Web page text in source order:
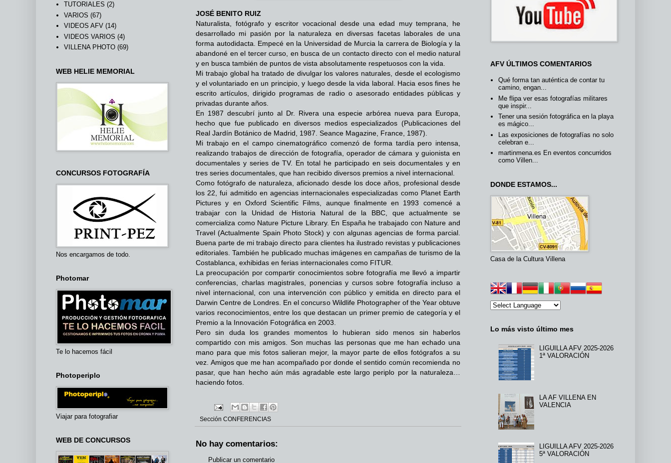
JOSÉ BENITO RUIZ
Naturalista, fotógrafo y escritor vocacional desde una edad muy temprana, he
desarrollado mi pasión por la naturaleza en diversas facetas laborales de una
forma autodidacta. Empecé en la Universidad de Murcia la carrera de Biología y la
abandoné en el tercer curso, en busca de un contacto directo con el medio natural
y en busca también de puntos de vista absolutamente respetuosos con la vida.
Mi trabajo global ha tratado de divulgar los valores naturales, desde el ecologismo
y el voluntariado en un principio, y luego desde la vida laboral. Hacia esos fines he
escrito artículos, dirigido programas de radio o asesorado entidades públicas y
privadas durante años.
En 1987 descubrí junto al Dr. Rivera una especie arbórea nueva para Europa,
hecho que fue publicado en diversos medios especializados (Publicaciones del
Real Jardín Botánico de Madrid, 1987. Seance Magazine, France, 1987).
Mi trabajo en el campo cinematográfico comenzó de forma tardía pero intensa,
realizando trabajos de dirección de fotografía, operador de cámara y guionista en
documentales y series de TV. En total he participado en seis documentales y en
tres series documentales, que han recibido diversos premios a nivel internacional.
Como fotógrafo de naturaleza, aficionado desde los doce años, profesional desde
los 22, fui admitido en agencias internacionales especializadas como Planet Earth
Pictures y en Oxford Scientific Films, aunque finalmente en 1993 comencé a
trabajar con la Unidad de Historia Natural de la BBC, que actualmente se
comercializa como Nature Picture Library. En España he trabajado con Nature and
Travel (Actualmente Spain Photo Stock) y con algunas agencias de forma parcial.
Buena parte de mi trabajo directo para clientes ha ilustrado revistas y publicaciones
editoriales. También he publicado muchas imágenes en campañas de turismo de la
Costablanca, exhibidas en ferias internacionales como FITUR.
La preocupación por compartir conocimientos sobre fotografía me llevó a impartir
conferencias, charlas magistrales, ponencias y cursos sobre fotografía incluso a
nivel internacional, con una intervención con público y emitida en directo para el
Darwin Centre de Londres. En el concurso Wildlife Photographer of the Year obtuve
varios reconocimientos, entre los que destacan un primer premio de categoría y el
Premio a la Innovación Fotográfica en 2003.
Pero sin duda los grandes momentos lo hubieran sido menos sin haberlos
compartido con mis amigos. Son muchas las personas que me han echado una
mano para que mis fotos salieran mejor, la mayor parte de ellos fotógrafos a su
vez. Amigos que me han acompañado por donde el sentido común recomienda no
pasar, que han hecho aún más agradable este largo periplo por la naturaleza…
haciendo fotos.
Sección CONFERENCIAS
No hay comentarios:
Publicar un comentario
TUTORIALES (2)
VARIOS (67)
VIDEOS AFV (14)
VIDEOS VARIOS (4)
VILLENA PHOTO (69)
WEB HELIE MEMORIAL
CONCURSOS FOTOGRAFÍA
Nos encargamos de todo.
Photomar
Te lo hacemos fácil
Photoperiplo
Viajar para fotografiar
WEB DE CONCURSOS
AFV ÚLTIMOS COMENTARIOS
Qué forma tan auténtica de contar tu
camino, engan...
Me flipa ver esas fotografías militares
que inspir...
Tener una sesión fotográfica en la playa
es mágico...
Las exposiciones de fotografías no solo
celebran e...
martinmena.es En eventos concurridos
como Villen...
DONDE ESTAMOS...
Casa de la Cultura Villena
Lo más visto último mes
LIGUILLA AFV 2025-2026
1ª VALORACIÓN
LA AF VILLENA EN
VALENCIA
LIGUILLA AFV 2025-2026
5ª VALORACIÓN